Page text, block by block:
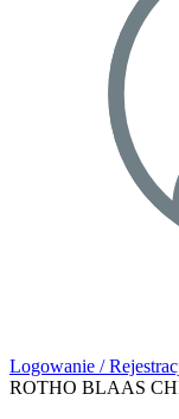
Logowanie /
ROTHO BLAAS